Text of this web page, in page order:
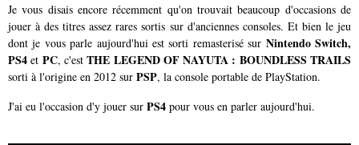
Je vous disais encore récemment qu'on trouvait beaucoup d'occasions de
jouer à des titres assez rares sortis sur d'anciennes consoles. Et bien le jeu
dont je vous parle aujourd'hui est sorti remasterisé sur Nintendo Switch,
PS4 et PC, c'estTHE LEGEND OF NAYUTA : BOUNDLESS TRAILS
sorti à l'origine en 2012 sur PSP, la console portable de PlayStation.
J'ai eu l'occasion d'y jouer sur PS4 pour vous en parler aujourd'hui.